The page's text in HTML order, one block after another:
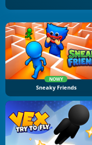
NOWY
Sneaky Friends